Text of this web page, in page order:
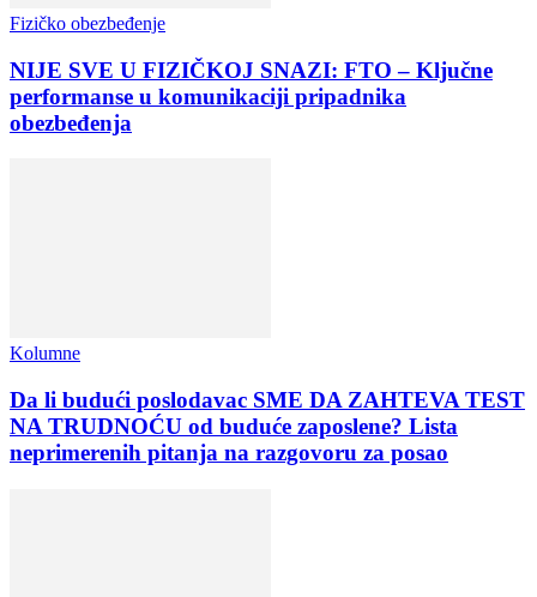
Fizičko obezbeđenje
NIJE SVE U FIZIČKOJ SNAZI: FTO – Ključne
performanse u komunikaciji pripadnika
obezbeđenja
Kolumne
Da li budući poslodavac SME DA ZAHTEVA TEST
NA TRUDNOĆU od buduće zaposlene? Lista
neprimerenih pitanja na razgovoru za posao